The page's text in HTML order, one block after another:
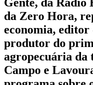
Gente, da Rádio
da Zero Hora,
economia,
produtor do
agropecuária da
Campo e